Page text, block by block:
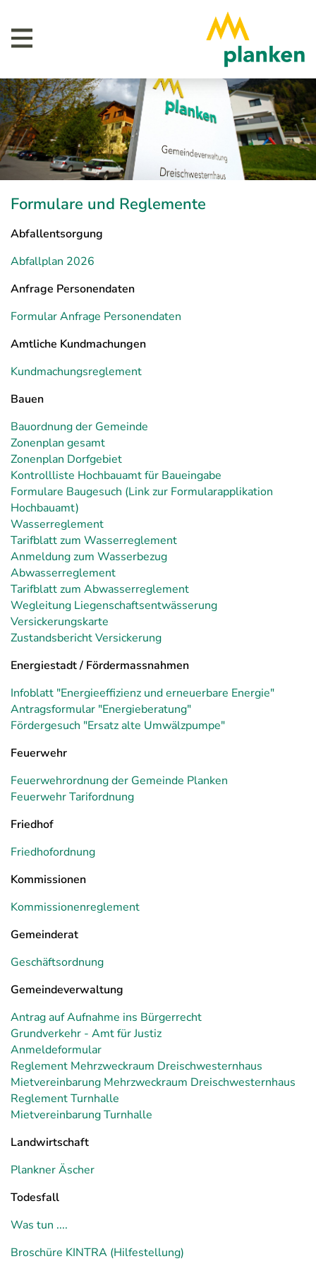
Formulare und Reglemente
Abfallentsorgung
Abfallplan 2026
Anfrage Personendaten
Formular Anfrage Personendaten
Amtliche Kundmachungen
Kundmachungsreglement
Bauen
Bauordnung der Gemeinde
Zonenplan gesamt
Zonenplan Dorfgebiet
Kontrollliste Hochbauamt für Baueingabe
Formulare Baugesuch (Link zur Formularapplikation
Hochbauamt)
Wasserreglement
Tarifblatt zum Wasserreglement
Anmeldung zum Wasserbezug
Abwasserreglement
Tarifblatt zum Abwasserreglement
Wegleitung Liegenschaftsentwässerung
Versickerungskarte
Zustandsbericht Versickerung
Energiestadt / Fördermassnahmen
Infoblatt "Energieeffizienz und erneuerbare Energie"
Antragsformular "Energieberatung"
Fördergesuch "Ersatz alte Umwälzpumpe"
Feuerwehr
Feuerwehrordnung der Gemeinde Planken
Feuerwehr Tarifordnung
Friedhof
Friedhofordnung
Kommissionen
Kommissionenreglement
Gemeinderat
Geschäftsordnung
Gemeindeverwaltung
Antrag auf Aufnahme ins Bürgerrecht
Grundverkehr - Amt für Justiz
Anmeldeformular
Reglement Mehrzweckraum Dreischwesternhaus
Mietvereinbarung Mehrzweckraum Dreischwesternhaus
Reglement Turnhalle
Mietvereinbarung Turnhalle
Landwirtschaft
Plankner Äscher
Todesfall
Was tun ....
Broschüre KINTRA (Hilfestellung)